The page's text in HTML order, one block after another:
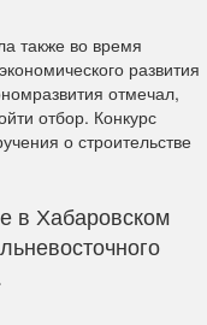
также во время
развития
отмечал,
отбор. Конкурс
о строительстве
в Хабаровском